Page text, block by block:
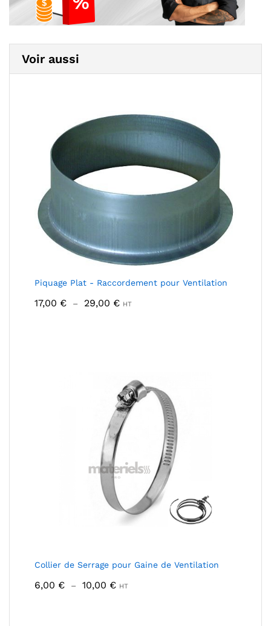
Voir aussi
Piquage Plat - Raccordement pour Ventilation
17,00 € – 29,00 € HT
Collier de Serrage pour Gaine de Ventilation
6,00 € – 10,00 € HT